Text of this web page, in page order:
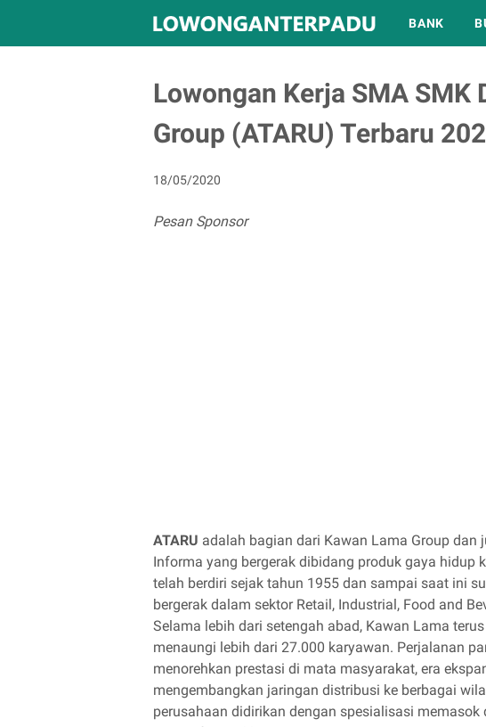
BANK
Lowongan Kerja SMA SMK
Group (ATARU) Terbaru
18/05/2020
Pesan Sponsor
ATARU adalah bagian dari Kawan Lama Group dan
Informa yang bergerak dibidang produk gaya hidup
telah berdiri sejak tahun 1955 dan sampai saat ini
bergerak dalam sektor Retail, Industrial, Food and
Selama lebih dari setengah abad, Kawan Lama
menaungi lebih dari 27.000 karyawan. Perjalanan
menorehkan prestasi di mata masyarakat, era
mengembangkan jaringan distribusi ke berbagai
perusahaan didirikan dengan spesialisasi